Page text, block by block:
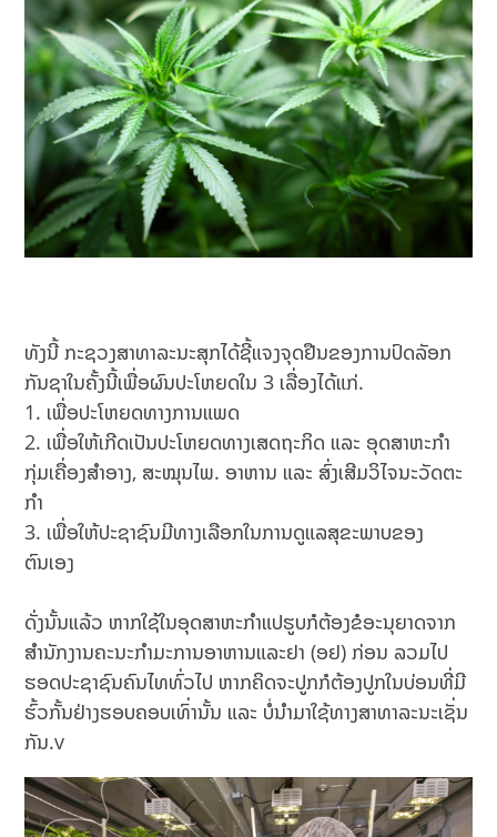
ທັງນີ້ ກະຊວງສາທາລະນະສຸກໄດ້ຊີ້ແຈງຈຸດຢືນຂອງການປົດລັອກ
ກັນຊາໃນຄັ້ງນີ້ເພື່ອຜົນປະໂຫຍດໃນ 3 ເລື່ອງໄດ້ແກ່.
1. ເພື່ອປະໂຫຍດທາງການແພດ
2. ເພື່ອໃຫ້ເກີດເປັນປະໂຫຍດທາງເສດຖະກິດ ແລະ ອຸດສາຫະກໍາ
ກຸ່ມເຄື່ອງສໍາອາງ, ສະໝຸນໄພ. ອາຫານ ແລະ ສົ່ງເສີມວິໄຈນະວັດຕະ
ກໍາ
3. ເພື່ອໃຫ້ປະຊາຊົນມີທາງເລືອກໃນການດູແລສຸຂະພາບຂອງ
ຕົນເອງ
ດັ່ງນັ້ນແລ້ວ ຫາກໃຊ້ໃນອຸດສາຫະກໍາແປຮູບກໍຕ້ອງຂໍອະນຸຍາດຈາກ
ສໍານັກງານຄະນະກໍາມະການອາຫານແລະຢາ (ອຢ) ກ່ອນ ລວມໄປ
ຮອດປະຊາຊົນຄົນໄທທົ່ວໄປ ຫາກຄິດຈະປູກກໍຕ້ອງປູກໃນບ່ອນທີ່ມີ
ຮົ້ວກັ້ນຢ່າງຮອບຄອບເທົ່ານັ້ນ ແລະ ບໍ່ນໍາມາໃຊ້ທາງສາທາລະນະເຊັ່ນ
ກັນ.v